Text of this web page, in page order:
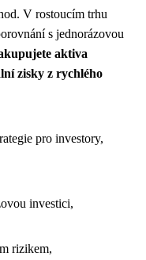
V rostoucím trhu
s jednorázovou
aktiva
zisky z rychlého
pro investory,
investici,
rizikem,